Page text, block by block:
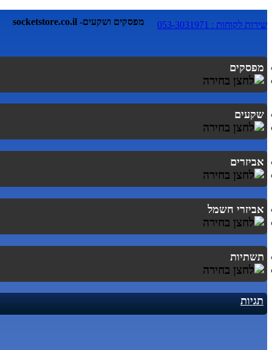
שירות לקוחות : 053-3031971 socketstore.co.il -מפסקים ושקעים
מפסקים
שקעים
אביזרים
אביזרי חשמל
תשתיות
תגיות